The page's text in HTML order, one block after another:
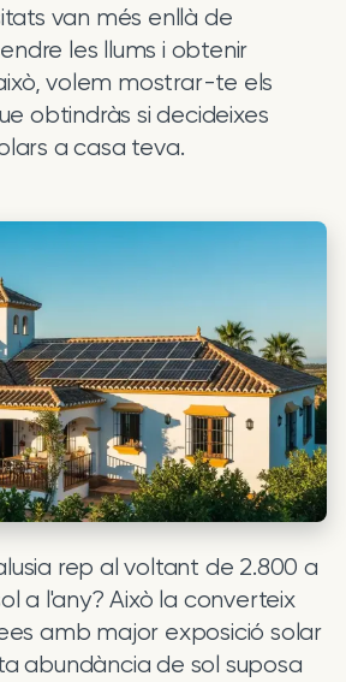
van més enllà de
les llums i obtenir
volem mostrar-te els
obtindràs si decideixes
a casa teva.
rep al voltant de 2.800 a
a l'any? Això la converteix
amb major exposició solar
abundància de sol suposa